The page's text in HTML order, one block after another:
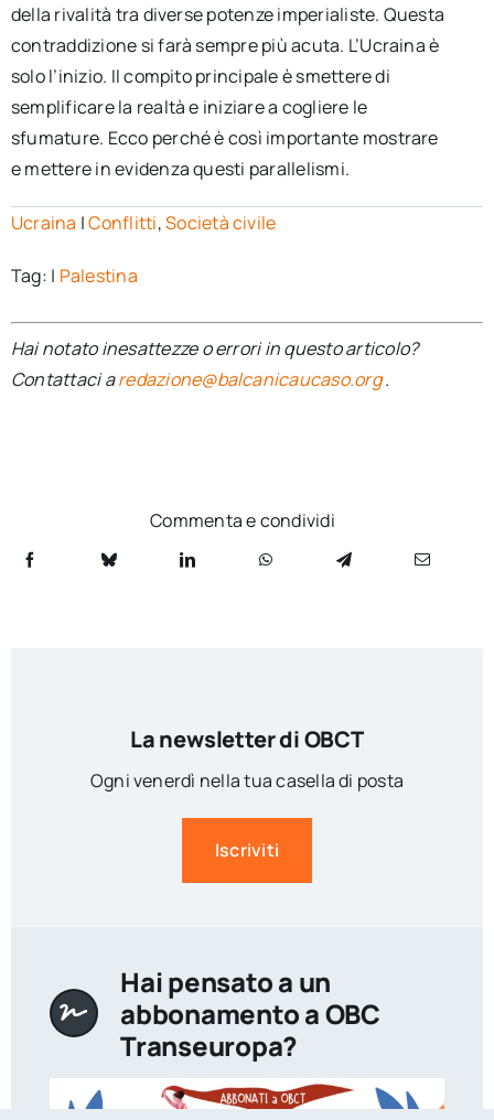
della rivalità tra diverse potenze imperialiste. Questa
contraddizione si farà sempre più acuta. L’Ucraina è
solo l’inizio. Il compito principale è smettere di
semplificare la realtà e iniziare a cogliere le
sfumature. Ecco perché è così importante mostrare
e mettere in evidenza questi parallelismi.
Ucraina |Conflitti,Società civile
Tag: | Palestina
Hai notato inesattezze o errori in questo articolo?
Contattaci aredazione@balcanicaucaso.org.
Commenta e condividi
La newsletter di OBCT
Ogni venerdì nella tua casella di posta
Iscriviti
Hai pensato a un
abbonamento a OBC
Transeuropa?